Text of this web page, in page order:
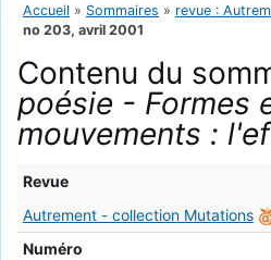
Accueil » Sommaires » revue :
no 203, avril 2001
Contenu du
poésie - Formes
mouvements :
Revue
Autrement - collection Mutations
Numéro